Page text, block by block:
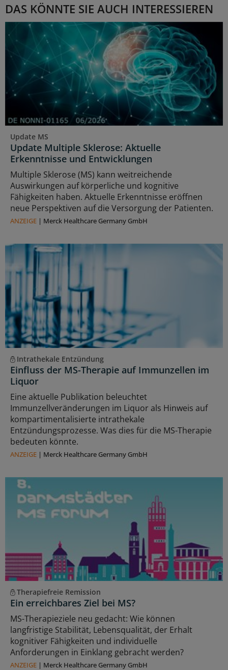
DAS KÖNNTE SIE AUCH INTERESSIEREN
Update MS
Update Multiple Sklerose: Aktuelle
Erkenntnisse und Entwicklungen
Multiple Sklerose (MS) kann weitreichende
Auswirkungen auf körperliche und kognitive
Fähigkeiten haben. Aktuelle Erkenntnisse eröffnen
neue Perspektiven auf die Versorgung der Patienten.
ANZEIGE | Merck Healthcare Germany GmbH
Intrathekale Entzündung
Einfluss der MS-Therapie auf Immunzellen im
Liquor
Eine aktuelle Publikation beleuchtet
Immunzellveränderungen im Liquor als Hinweis auf
kompartimentalisierte intrathekale
Entzündungsprozesse. Was dies für die MS-Therapie
bedeuten könnte.
ANZEIGE | Merck Healthcare Germany GmbH
Therapiefreie Remission
Ein erreichbares Ziel bei MS?
MS-Therapieziele neu gedacht: Wie können
langfristige Stabilität, Lebensqualität, der Erhalt
kognitiver Fähigkeiten und individuelle
Anforderungen in Einklang gebracht werden?
ANZEIGE | Merck Healthcare Germany GmbH